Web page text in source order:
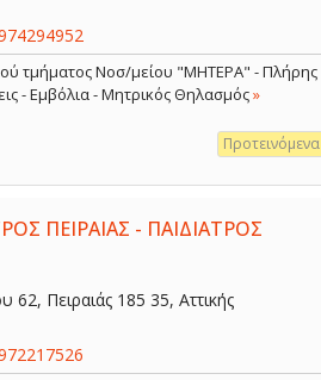
τμήματος Νοσ/μείου "ΜΗΤΕΡΑ" - Πλήρης
- Εμβόλια - Μητρικός Θηλασμός»
Προτεινόμενα
ΠΕΙΡΑΙΑΣ - ΠΑΙΔΙΑΤΡΟΣ
Πειραιάς 185 35, Αττικής